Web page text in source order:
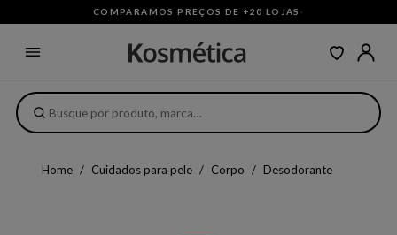
COMPARAMOS PREÇOS DE +20 LOJAS ·
Home Cuidados para pele Corpo Desodorante